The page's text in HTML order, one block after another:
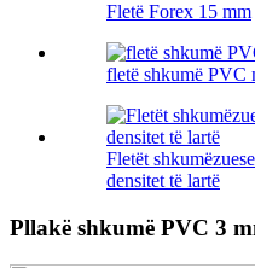
Fletë Forex 15 mm
fletë shkumë PVC
Fletët
densitet të lartë
Pllakë shkumë PVC 3